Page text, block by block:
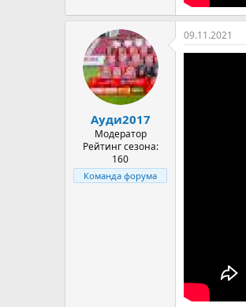
Ауди2017
Модератор
Рейтинг сезона:
160
Команда форума
09.11.2021